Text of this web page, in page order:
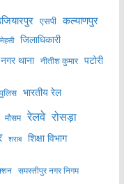
एसपी कल्याणपुर
जिलाधिकारी
नगर थाना नीतीश कुमार पटोरी
भारतीय रेल
मौसम रेलवे रोसड़ा
शराब शिक्षा विभाग
समस्तीपुर नगर निगम